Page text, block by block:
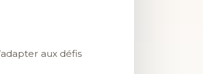
aux défis